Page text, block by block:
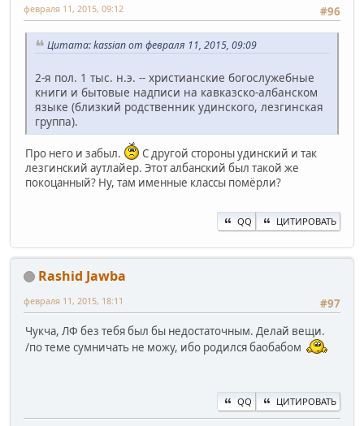
#96
февраля 11, 2015, 09:12
Цитата: kassian от февраля 11, 2015, 09:09
2-я пол. 1 тыс. н.э. -- христианские богослужебные
книги и бытовые надписи на кавказско-албанском
языке (близкий родственник удинского, лезгинская
группа).
Про него и забыл.
С другой стороны удинский и так
лезгинский аутлайер. Этот албанский был такой же
покоцанный? Ну, там именные классы помёрли?
QQ ЦИТИРОВАТЬ
Rashid Jawba
#97
февраля 11, 2015, 18:11
Чукча, ЛФ без тебя был бы недостаточным. Делай вещи.
/по теме сумничать не можу, ибо родился баобабом
QQ ЦИТИРОВАТЬ